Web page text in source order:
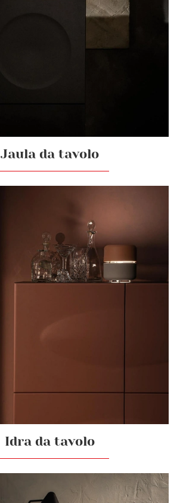
Jaula da tavolo
Idra da tavolo